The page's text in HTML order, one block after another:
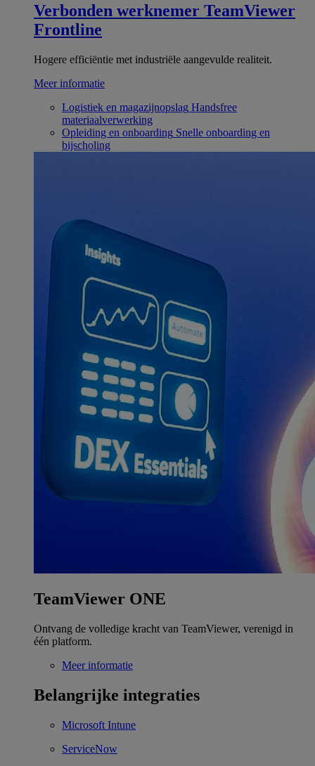
Verbonden werknemer TeamViewer
Frontline
Hogere efficiëntie met industriële aangevulde realiteit.
Meer informatie
Logistiek en magazijnopslag Handsfree
materiaalverwerking
Opleiding en onboarding Snelle onboarding en
bijscholing
TeamViewer ONE
Ontvang de volledige kracht van TeamViewer, verenigd in
één platform.
Meer informatie
Belangrijke integraties
Microsoft Intune
ServiceNow